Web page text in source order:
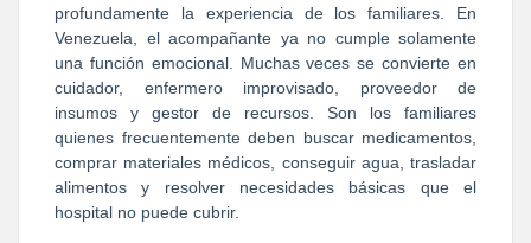
profundamente la experiencia de los familiares. En
Venezuela, el acompañante ya no cumple solamente
una función emocional. Muchas veces se convierte en
cuidador, enfermero improvisado, proveedor de
insumos y gestor de recursos. Son los familiares
quienes frecuentemente deben buscar medicamentos,
comprar materiales médicos, conseguir agua, trasladar
alimentos y resolver necesidades básicas que el
hospital no puede cubrir.